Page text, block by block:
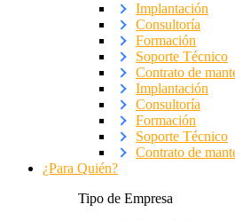
Implantación
Consultoría
Formación
Soporte Técnico
Contrato de
Implantación
Consultoría
Formación
Soporte Técnico
Contrato de
¿Para Quién?
Tipo de Empresa